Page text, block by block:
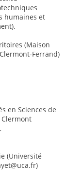
humaines et
(Maison
Ferrand)
en Sciences de
(Université